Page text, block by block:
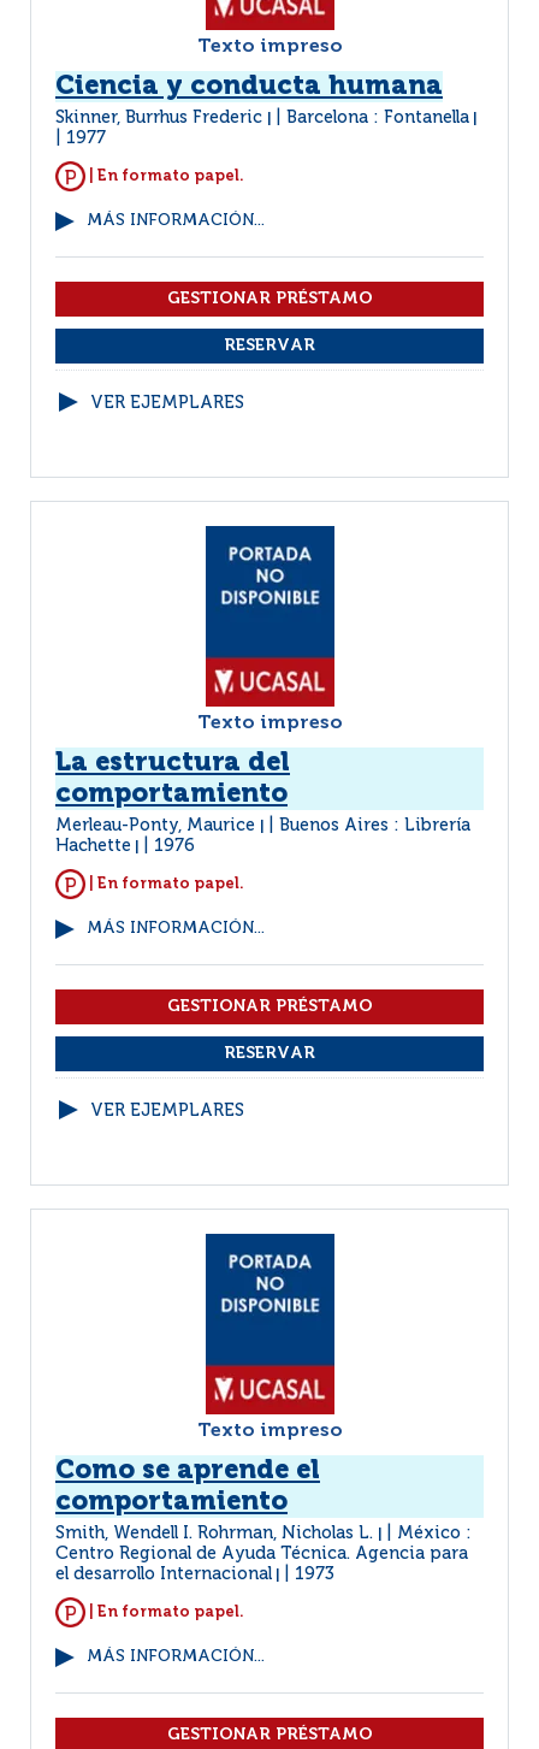
Texto impreso
Ciencia y conducta humana
Skinner, Burrhus Frederic Barcelona : Fontanella
1977
| En formato papel.
MÁS INFORMACIÓN...
VER EJEMPLARES
Texto impreso
La estructura del
comportamiento
Merleau-Ponty, Maurice
Buenos Aires : Librería
Hachette
1976
| En formato papel.
MÁS INFORMACIÓN...
VER EJEMPLARES
Texto impreso
Como se aprende el
comportamiento
Smith, Wendell I. Rohrman, Nicholas L.
México :
Centro Regional de Ayuda Técnica. Agencia para
el desarrollo Internacional
1973
| En formato papel.
MÁS INFORMACIÓN...